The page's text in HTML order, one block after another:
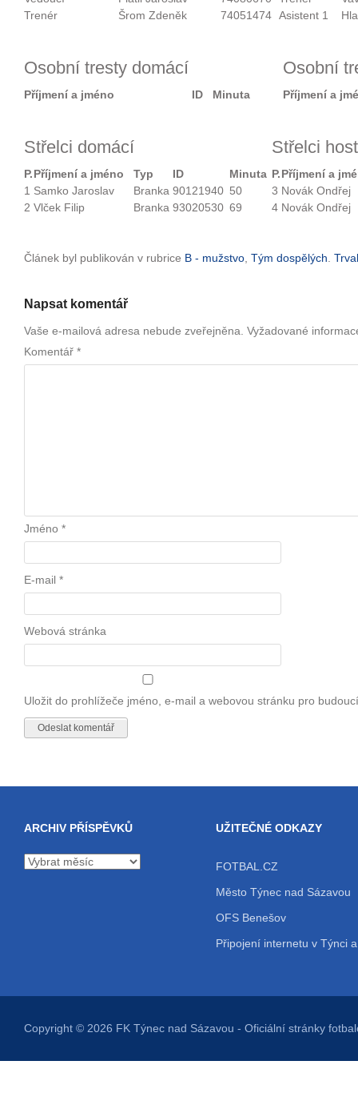
Trenér
Šrom Zdeněk 74051474 Asistent 1
Osobní tresty domácí
Příjmení a jméno ID Minuta
Osobní
Příjmení a
Střelci domácí
P.Příjmení a jméno Typ ID
Minuta
1 Samko Jaroslav Branka 90121940 50
2 Vlček Filip Branka 93020530 69
Střelci
P.Příjmení a
3 Novák Ondřej
4 Novák Ondřej
Článek byl publikován v rubrice B - mužstvo Tým dospělých
Napsat komentář
Vaše e-mailová adresa nebude zveřejněna. Vyžadované
Komentář *
Jméno *
E-mail *
Webová stránka
Uložit do prohlížeče jméno, e-mail a webovou stránku pro
ARCHIV PŘÍSPĚVKŮ
Archiv
UŽITEČNÉ ODKAZY
FOTBAL.CZ
Město Týnec nad Sázavou
OFS Benešov
Připojení internetu v Týnci
Copyright © 2026 FK Týnec nad Sázavou - Oficiální stránky